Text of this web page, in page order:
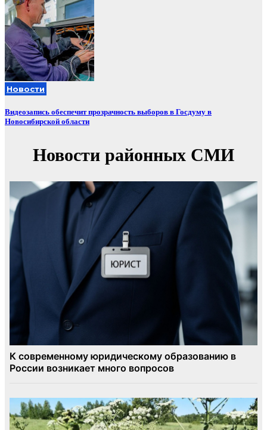
Новости
Видеозапись обеспечит прозрачность выборов в Госдуму в
Новосибирской области